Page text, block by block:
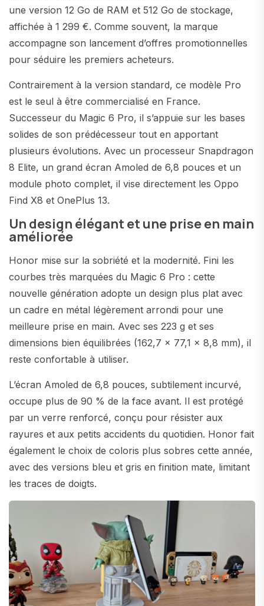
une version 12 Go de RAM et 512 Go de stockage,
affichée à 1 299 €. Comme souvent, la marque
accompagne son lancement d’offres promotionnelles
pour séduire les premiers acheteurs.
Contrairement à la version standard, ce modèle Pro
est le seul à être commercialisé en France.
Successeur du Magic 6 Pro, il s’appuie sur les bases
solides de son prédécesseur tout en apportant
plusieurs évolutions. Avec un processeur Snapdragon
8 Elite, un grand écran Amoled de 6,8 pouces et un
module photo complet, il vise directement les Oppo
Find X8 et OnePlus 13.
Un design élégant et une prise en main
améliorée
Honor mise sur la sobriété et la modernité. Fini les
courbes très marquées du Magic 6 Pro : cette
nouvelle génération adopte un design plus plat avec
un cadre en métal légèrement arrondi pour une
meilleure prise en main. Avec ses 223 g et ses
dimensions bien équilibrées (162,7 x 77,1 x 8,8 mm), il
reste confortable à utiliser.
L’écran Amoled de 6,8 pouces, subtilement incurvé,
occupe plus de 90 % de la face avant. Il est protégé
par un verre renforcé, conçu pour résister aux
rayures et aux petits accidents du quotidien. Honor fait
également le choix de coloris plus sobres cette année,
avec des versions bleu et gris en finition mate, limitant
les traces de doigts.